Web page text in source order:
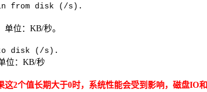
in from disk (/s).
位： KB/秒。
to disk (/s).
位： KB/秒
这2个值长期大于0时，系统性能会受到影响，磁盘IO和